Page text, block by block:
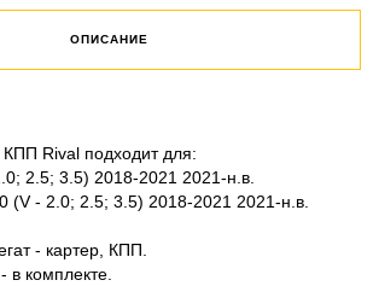
ОПИСАНИЕ
Rival подходит для:
2.5; 3.5) 2018-2021 2021-н.в.
(V - 2.0; 2.5; 3.5) 2018-2021 2021-н.в.
- картер, КПП.
в комплекте.